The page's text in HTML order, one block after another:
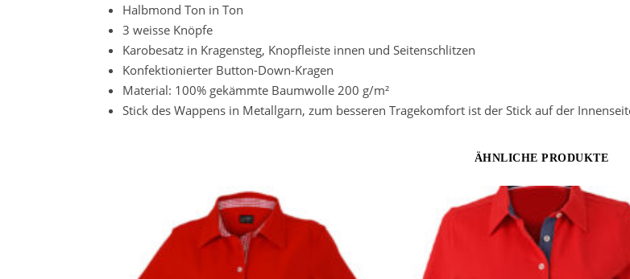
Halbmond Ton in Ton
3 weisse Knöpfe
Karobesatz in Kragensteg, Knopfleiste innen und Seitenschlitzen
Konfektionierter Button-Down-Kragen
Material: 100% gekämmte Baumwolle 200 g/m²
Stick des Wappens in Metallgarn, zum besseren Tragekomfort ist der Stick auf der
ÄHNLICHE PRODUKTE